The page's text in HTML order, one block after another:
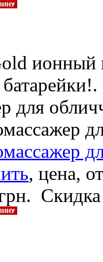
ионный
.
для
, цена,